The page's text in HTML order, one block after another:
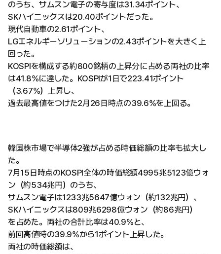
のうち、サムスン電子の寄与度は31.34ポイント、
SKハイニックスは20.40ポイントだった。
現代自動車の2.61ポイント、
LGエネルギーソリューションの2.43ポイントを大きく上
回った。
KOSPIを構成する約800銘柄の上昇分に占める両社の比率
は41.8%に達した。KOSPIが1日で223.41ポイント
（3.67%）上昇し、
過去最高値をつけた2月26日時点の39.6%を上回る。
韓国株市場で半導体2強が占める時価総額の比率も拡大し
た。
7月15日時点のKOSPI全体の時価総額4995兆5123億ウォ
ン（約534兆円）のうち、
サムスン電子は1233兆5647億ウォン（約132兆円）、
SKハイニックスは809兆6298億ウォン（約86兆円）
を占めた。両社の合計比率は40.9%と、
前回高値時の39.9%から1ポイント上昇した。
両社の時価総額は、